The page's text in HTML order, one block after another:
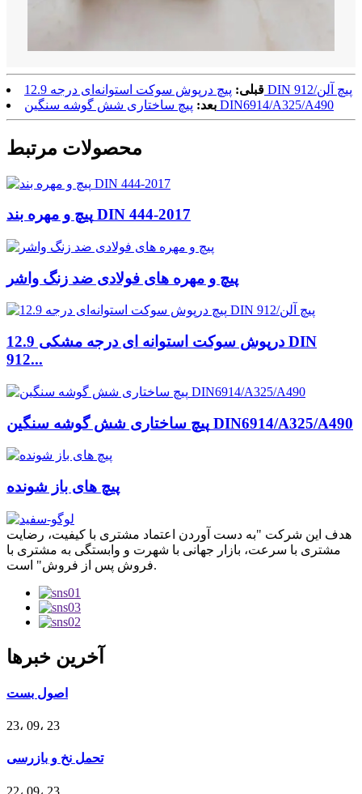
قبلی:
پیچ درپوش سوکت استوانه‌ای درجه 12.9 DIN 912/پیچ آلن
بعد: پیچ ساختاری شش گوشه سنگین DIN6914/A325/A490
محصولات مرتبط
پیچ و مهره بند DIN 444-2017
پیچ و مهره های فولادی ضد زنگ واشر
درپوش سوکت استوانه ای درجه مشکی 12.9 DIN
912...
پیچ ساختاری شش گوشه سنگین DIN6914/A325/A490
پیچ های باز شونده
هدف این شرکت "به دست آوردن اعتماد مشتری با کیفیت، رضایت
مشتری با سرعت، بازار جهانی با شهرت و وابستگی به مشتری با
فروش پس از فروش" است.
آخرین خبرها
اصول بست
23، 09، 23
تحمل نخ و بازرسی
22، 09، 23